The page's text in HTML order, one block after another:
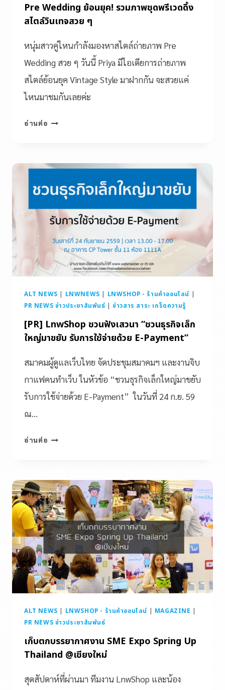
Pre Wedding ย้อนยุค! รวมภาพชุดพรีเวดดิ้ง
สไตล์วินเทจสวย ๆ
หนุ่มสาวคู่ไหนกำลังมองหาสไตล์ถ่ายภาพ Pre
Wedding สวย ๆ วันนี้ Priya มีไอเดียการถ่ายภาพ
สไตล์ย้อนยุค Vintage Style มาฝากกัน จะสวยแค่
ไหนมาชมกันเลยค่ะ
อ่านต่อ
ALT NEWS LNWNEWS LNWSHOP - ร้านค้าออนไลน์
PR NEWS ข่าวประชาสัมพันธ์ |ข่าวสาร สาระ เกร็ดความรู้
[PR] LnwShop ชวนฟังเสวนา “ชวนธุรกิจเล็ก
ใหญ่มาขยับ รับการใช้จ่ายด้วย E-Payment”
สมาคมผู้ดูแลเว็บไทย จัดประชุมสมาคมฯ และงานจิบ
กาแฟคนทำเว็บ ในหัวข้อ “ชวนธุรกิจเล็กใหญ่มาขยับ
รับการใช้จ่ายด้วย E-Payment” ในวันที่ 24 ก.ย. 59
ณ…
อ่านต่อ
ALT NEWS | LNWSHOP - ร้านค้าออนไลน์ | MAGAZINE |
PR NEWS ข่าวประชาสัมพันธ์
เก็บตกบรรยากาศงาน SME Expo Spring Up
Thailand @เชียงใหม่
สุดสัปดาห์ที่ผ่านมา ทีมงาน LnwShop และน้อง